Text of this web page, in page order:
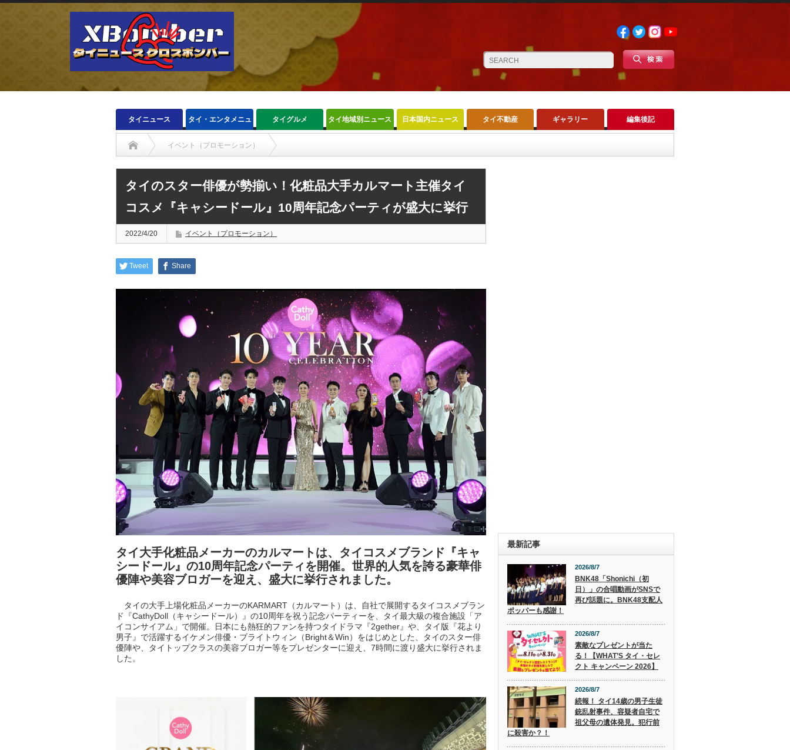
タイニュース タイ・エンタメニュ タイグルメ タイ地域別ニュース 日本国内ニュース タイ不動産 ギャラリー 編集後記
イベント（プロモーション）
タイのスター俳優が勢揃い！化粧品大手カルマート主催タイコスメ『キャシードール』10周年記念パーティが盛大に挙行
タイのスター俳優が勢揃い！化粧品大手カルマート主催タイ
コスメ『キャシードール』10周年記念パーティが盛大に挙行
2022/4/20 イベント（プロモーション）
Tweet Share
タイ大手化粧品メーカーのカルマートは、タイコスメブランド『キャ
シードール』の10周年記念パーティを開催。世界的人気を誇る豪華俳
優陣や美容ブロガーを迎え、盛大に挙行されました。
タイの大手上場化粧品メーカーのKARMART（カルマート）は、自社で展開するタイコスメブラン
ド『CathyDoll（キャシードール）』の10周年を祝う記念パーティーを、タイ最大級の複合施設「ア
イコンサイアム」で開催。日本にも熱狂的ファンを持つタイドラマ『2gether』や、タイ版『花より
男子』で活躍するイケメン俳優・ブライトウィン（Bright＆Win）をはじめとした、タイのスター俳
優陣や、タイトップクラスの美容ブロガー等をプレゼンターに迎え、7時間に渡り盛大に挙行されま
した。
最新記事
2026/8/7
BNK48「Shonichi（初
日）」の合唱動画がSNSで
再び話題に。BNK48支配人
ポッパーも感謝！
2026/8/7
素敵なプレゼントが当た
る！【WHAT’S タイ・セレ
クト キャンペーン 2026】
2026/8/7
続報！ タイ14歳の男子生徒
銃乱射事件、容疑者自宅で
祖父母の遺体発見。犯行前
に殺害か？！